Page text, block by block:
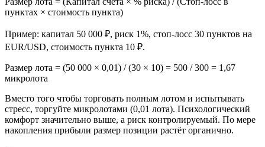
пунктах × стоимость пункта)
Пример: капитал 50 000 ₽, риск 1%, стоп-лосс 30 пунктов на
EUR/USD, стоимость пункта 10 ₽.
Размер лота = (50 000 × 0,01) / (30 × 10) = 500 / 300 = 1,67
микролота
Вместо того чтобы торговать полным лотом и испытывать
стресс, торгуйте микролотами (0,01 лота). Психологический
комфорт значительно выше, а риск контролируемый. По мере
накопления прибыли размер позиции растёт органично.